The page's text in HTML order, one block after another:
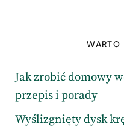
WARTO
Jak zrobić domowy
przepis i porady
Wyślizgnięty dysk